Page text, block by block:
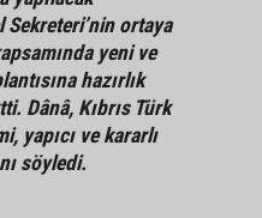
ortaya
yeni ve
hazırlık
Dânâ, Kıbrıs Türk
yapıcı ve kararlı
söyledi.